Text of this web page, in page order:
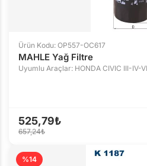
Ürün Kodu: OP557-OC617
MAHLE Yağ Filtre
Uyumlu Araçlar: HONDA CIVIC III-IV-
525,79₺
657,24₺
%14